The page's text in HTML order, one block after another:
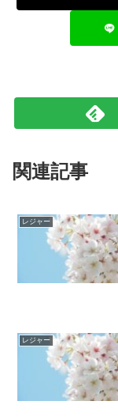
関連記事
レジャー
レジャー